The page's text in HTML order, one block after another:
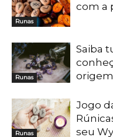
Runas
com a
Runas
Saiba
Runas
Jogo
seu